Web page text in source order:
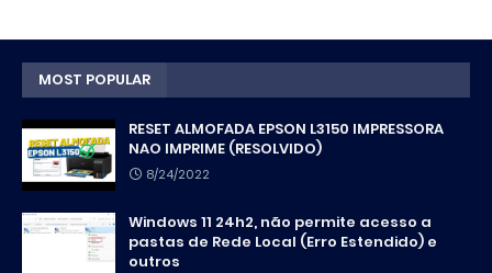
MOST POPULAR
RESET ALMOFADA EPSON L3150 IMPRESSORA
NAO IMPRIME (RESOLVIDO)
8/24/2022
Windows 11 24h2, não permite acesso a
pastas de Rede Local (Erro Estendido) e
outros